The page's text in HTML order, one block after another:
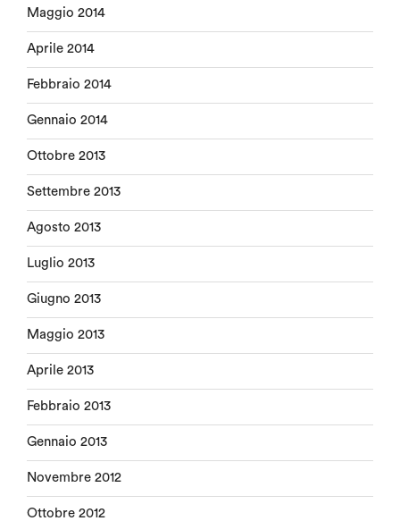
Maggio 2014
Aprile 2014
Febbraio 2014
Gennaio 2014
Ottobre 2013
Settembre 2013
Agosto 2013
Luglio 2013
Giugno 2013
Maggio 2013
Aprile 2013
Febbraio 2013
Gennaio 2013
Novembre 2012
Ottobre 2012